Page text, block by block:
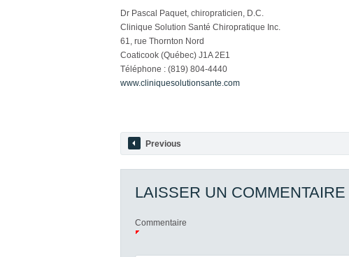
Dr Pascal Paquet, chiropraticien, D.C.
Clinique Solution Santé Chiropratique Inc.
61, rue Thornton Nord
Coaticook (Québec) J1A 2E1
Téléphone : (819) 804-4440
www.cliniquesolutionsante.com
Previous
LAISSER UN COMMENTAIRE
Commentaire